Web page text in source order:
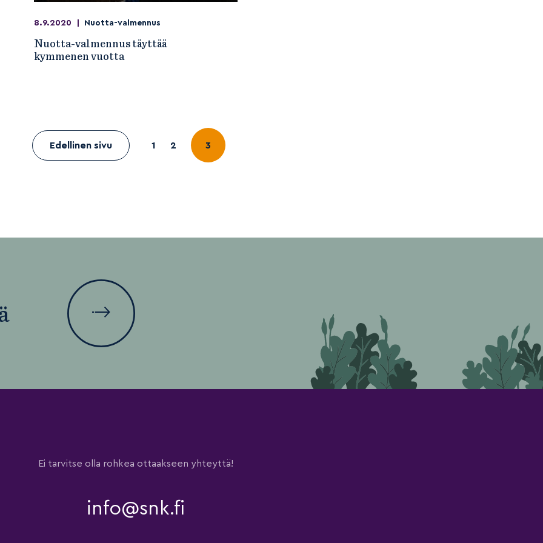
8.9.2020 Nuotta-valmennus
Nuotta-valmennus täyttää
kymmenen vuotta
Edellinen sivu 1 2 3
Ei tarvitse olla rohkea ottaakseen yhteyttä!
info@snk.fi